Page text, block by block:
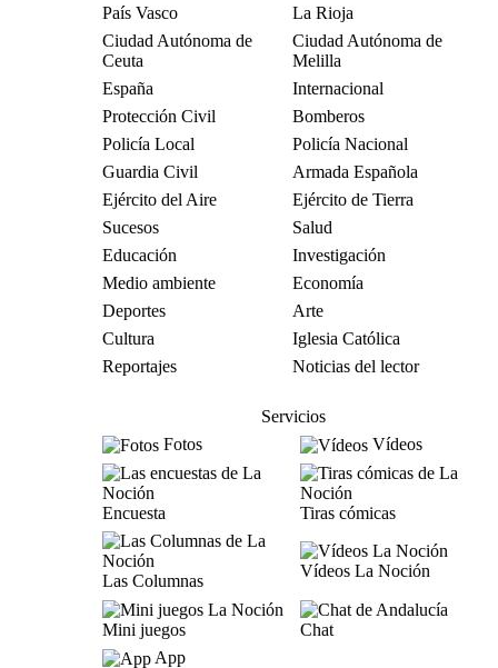
País Vasco
La Rioja
Ciudad Autónoma de
Ceuta
Ciudad Autónoma de
Melilla
España
Internacional
Protección Civil
Bomberos
Policía Local
Policía Nacional
Guardia Civil
Armada Española
Ejército del Aire
Ejército de Tierra
Sucesos
Salud
Educación
Investigación
Medio ambiente
Economía
Deportes
Arte
Cultura
Iglesia Católica
Reportajes
Noticias del lector
Servicios
Fotos
Vídeos
Encuesta Tiras cómicas
Las Columnas
Vídeos La Noción
Mini juegos
Chat
App